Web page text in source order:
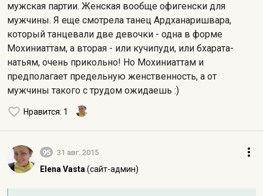
мужская партии. Женская вообще офигенски для
мужчины. Я еще смотрела танец Ардханаришвара,
который танцевали две девочки - одна в форме
Мохиниаттам, а вторая - или кучипуди, или бхарата-
натьям, очень прикольно! Но Мохиниаттам и
предполагает предельную женственность, а от
мужчины такого с трудом ожидаешь :)
Нравится: 1
95 31 авг. 2015
Elena Vasta (сайт-админ)